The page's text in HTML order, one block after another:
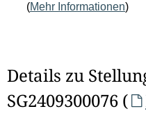
(Mehr Informationen)
Details zu
SG2409300076 (